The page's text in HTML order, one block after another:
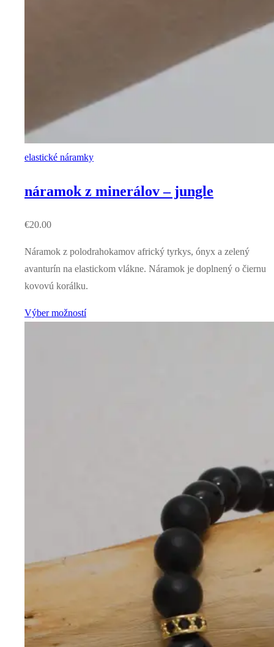
elastické náramky
náramok z minerálov – jungle
€20.00
Náramok z polodrahokamov africký tyrkys, ónyx a zelený
avanturín na elastickom vlákne. Náramok je doplnený o čiernu
kovovú korálku.
Výber možností